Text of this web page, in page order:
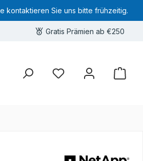
kontaktieren Sie uns bitte frühzeitig.
Gratis Prämien ab €250
Hardware-Deals
Sie haben 0 Produkte